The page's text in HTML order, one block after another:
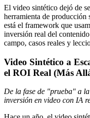
El video sintético dejó de
herramienta de producción
está el framework que
inversión real del
campo, casos reales y
Video Sintético a
el ROI Real (Más
De la fase de "prueba" a
inversión en video con IA